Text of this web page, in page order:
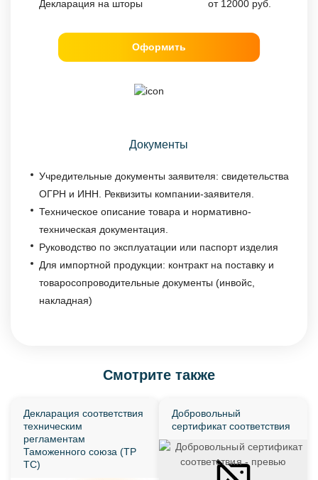
Декларация на шторы от 12000 руб.
Оформить
Документы
Учредительные документы заявителя: свидетельства
ОГРН и ИНН. Реквизиты компании-заявителя.
Техническое описание товара и нормативно-
техническая документация.
Руководство по эксплуатации или паспорт изделия
Для импортной продукции: контракт на поставку и
товаросопроводительные документы (инвойс,
накладная)
Смотрите также
Декларация соответствия
техническим
регламентам
Таможенного союза (ТР
ТС)
Добровольный
сертификат соответствия